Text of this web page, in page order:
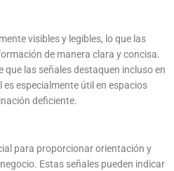
visibles y legibles, lo que las
de manera clara y concisa.
las señales destaquen incluso en
especialmente útil en espacios
deficiente.
para proporcionar orientación y
Estas señales pueden indicar